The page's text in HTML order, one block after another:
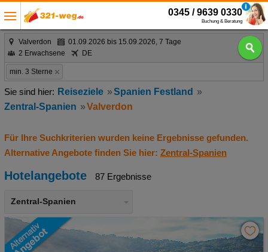
0345 / 9639 0330
Buchung & Beratung
Valverdon
01.09.2026 bis 15.09.2026, 7 Tage
2 Erwachsene
DE
min. 3 Sterne
Reiseziele
Spanien Festland
Zentral-Spanien
Valverdon
Für Ihre Suchkriterien wurden keine Ergebnisse gefunden.
Alternative Angebote finden Sie hier: Zentral-Spanien
Hotelangebote 87 Ergebnisse
Zentral-Spanien